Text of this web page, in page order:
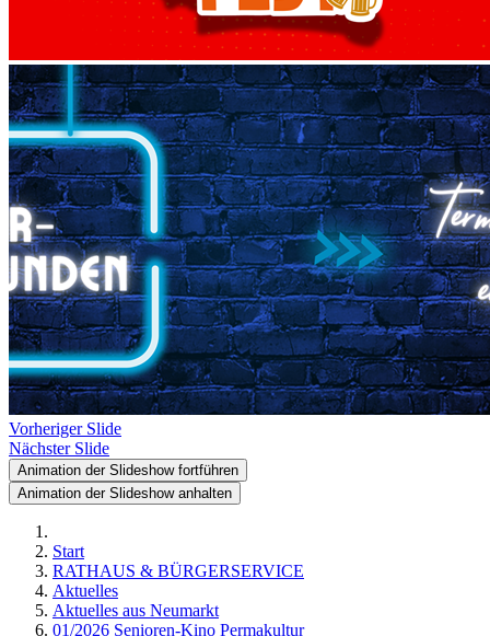
Vorheriger Slide
Nächster Slide
Animation der Slideshow fortführen
Animation der Slideshow anhalten
Start
RATHAUS & BÜRGERSERVICE
Aktuelles
Aktuelles aus Neumarkt
01/2026 Senioren-Kino Permakultur